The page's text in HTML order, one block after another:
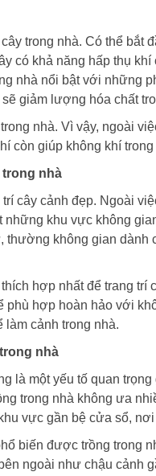
trong nhà. Có thể bắt
có khả năng hấp thụ
nhà nổi bật với những
giảm lượng hóa chất
nhà. Vì vậy, ngoài
còn giúp không khí
nhà
cây cảnh đẹp. Ngoài
những khu vực không
không gian dành
hợp nhất để trang trí
hợp hoàn hảo với
cảnh trong nhà.
nhà
là một yếu tố quan
trong nhà không ưa
vực gần bệ cửa sổ,
biến được trồng trong
ngoài như chậu cảnh